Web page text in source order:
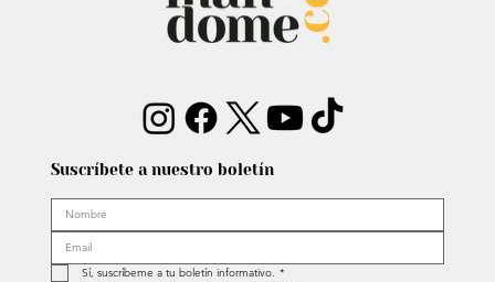
Suscríbete a nuestro boletín
Sí, suscríbeme a tu boletín informativo. *